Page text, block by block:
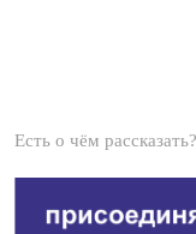
Есть о чём